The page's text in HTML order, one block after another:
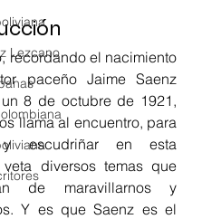
Lezcano
recordando el nacimiento
paceño Jaime Saenz
8 de octubre de 1921,
llama al encuentro, para
y escudriñar en esta
veta diversos temas que
de maravillarnos y
Y es que Saenz es el